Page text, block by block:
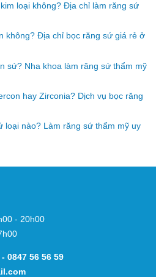
loại không? Địa chỉ làm răng sứ
không? Địa chỉ bọc răng sứ giá rẻ ở
sứ? Nha khoa làm răng sứ thẩm mỹ
hay Zirconia? Dịch vụ bọc răng
loại nào? Làm răng sứ thẩm mỹ uy
- 20h00
- 0847 56 56 59